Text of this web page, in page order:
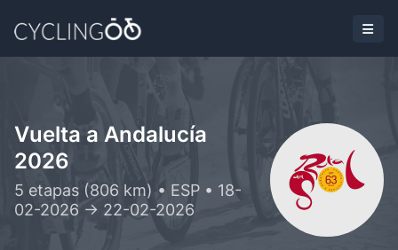
Vuelta a Andalucía
2026
5 etapas (806 km) • ESP • 18-
02-2026 -> 22-02-2026